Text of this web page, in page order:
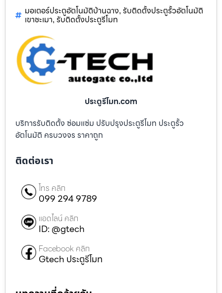
มอเตอร์ประตูอัตโนมัติบ้านฉาง, รับติดตั้งประตูรั้วอัตโนมัติ
เขาชะเมา, รับติดตั้งประตูรีโมท
ประตูรีโมท.com
บริการรับติดตั้ง ซ่อมแซ่ม ปรับปรุงประตูรีโมท ประตูรั้ว
อัตโนมัติ ครบวงจร ราคาถูก
ติดต่อเรา
โทร คลิก
099 294 9789
แอดไลน์ คลิก
ID: @gtech
Facebook คลิก
Gtech ประตูรีโมท